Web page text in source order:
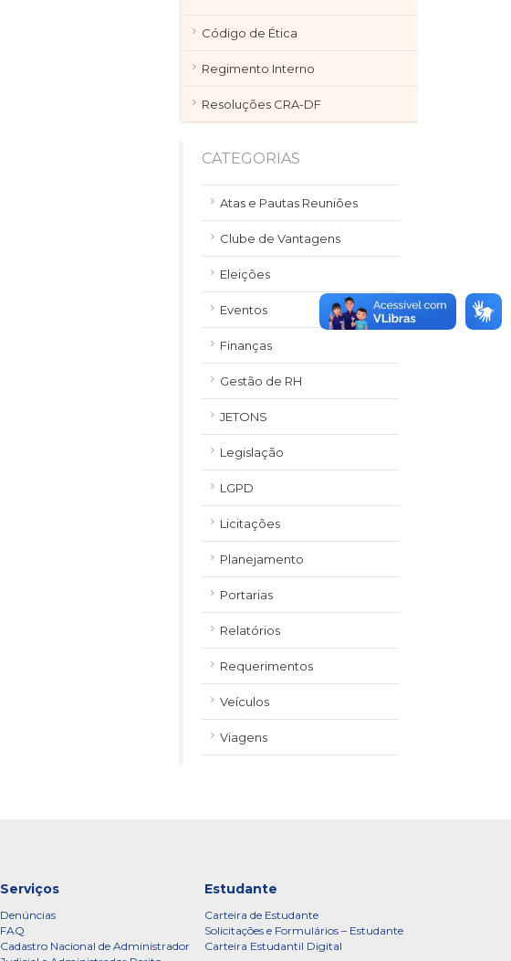
Código de Ética
Regimento Interno
Resoluções CRA-DF
CATEGORIAS
Atas e Pautas Reuniões
Clube de Vantagens
Eleições
Eventos
Finanças
Gestão de RH
JETONS
Legislação
LGPD
Licitações
Planejamento
Portarias
Relatórios
Requerimentos
Veículos
Viagens
Serviços
Denúncias
FAQ
Cadastro Nacional de Administrador
Estudante
Carteira de Estudante
Solicitações e Formulários – Estudante
Carteira Estudantil Digital